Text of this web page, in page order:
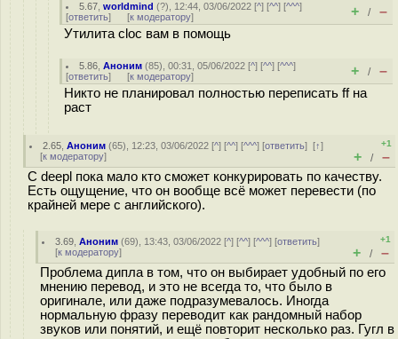
5.67 ,worldmind (?), 12:44, 03/06/2022 [^] [^^] [^^^]
[ответить] [к модератору] + / –
Утилита cloc вам в помощь
5.86 ,Аноним (85), 00:31, 05/06/2022 [^] [^^] [^^^]
[ответить] [к модератору] + / –
Никто не планировал полностью переписать ff на
раст
2.65 ,Аноним (65), 12:23, 03/06/2022 [^] [^^] [^^^] [ответить][↑]
[к модератору]
+1
+ / –
С deepl пока мало кто сможет конкурировать по качеству.
Есть ощущение, что он вообще всё может перевести (по
крайней мере с английского).
3.69 ,Аноним (69), 13:43, 03/06/2022 [^] [^^] [^^^] [ответить]
[к модератору]
+1
+ / –
Проблема дипла в том, что он выбирает удобный по его
мнению перевод, и это не всегда то, что было в
оригинале, или даже подразумевалось. Иногда
нормальную фразу переводит как рандомный набор
звуков или понятий, и ещё повторит несколько раз. Гугл в